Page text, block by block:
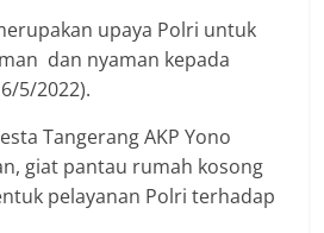
upaya Polri untuk
dan nyaman kepada
5/2022).
Tangerang AKP Yono
giat pantau rumah kosong
pelayanan Polri terhadap